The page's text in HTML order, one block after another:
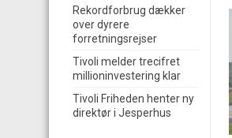
Rekordforbrug dækker
over dyrere
forretningsrejser
Tivoli melder trecifret
millioninvestering klar
Tivoli Friheden henter ny
direktør i Jesperhus